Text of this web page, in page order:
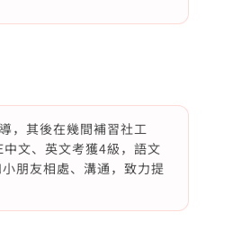
，其後在幾間補習社工
文、英文考獲4級，語文
朋友相處、溝通，致力提